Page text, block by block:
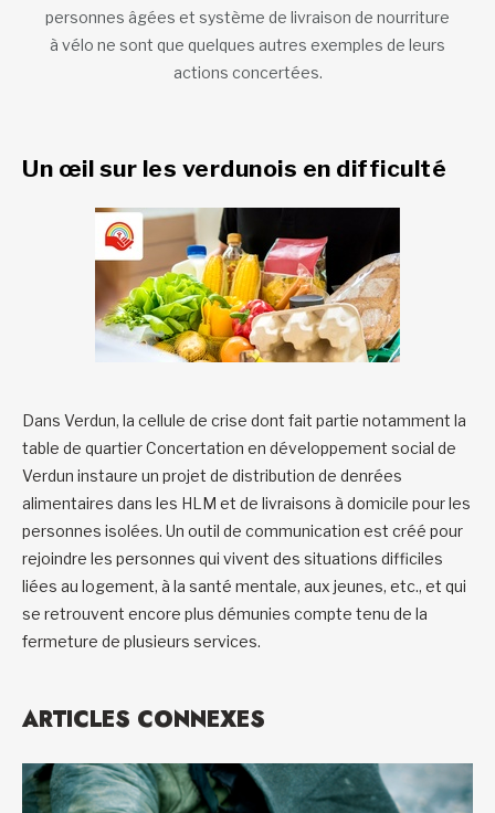
personnes âgées et système de livraison de nourriture
à vélo ne sont que quelques autres exemples de leurs
actions concertées.
Un œil sur les verdunois en difficulté
Dans Verdun, la cellule de crise dont fait partie notamment la
table de quartier Concertation en développement social de
Verdun instaure un projet de distribution de denrées
alimentaires dans les HLM et de livraisons à domicile pour les
personnes isolées. Un outil de communication est créé pour
rejoindre les personnes qui vivent des situations difficiles
liées au logement, à la santé mentale, aux jeunes, etc., et qui
se retrouvent encore plus démunies compte tenu de la
fermeture de plusieurs services.
ARTICLES CONNEXES